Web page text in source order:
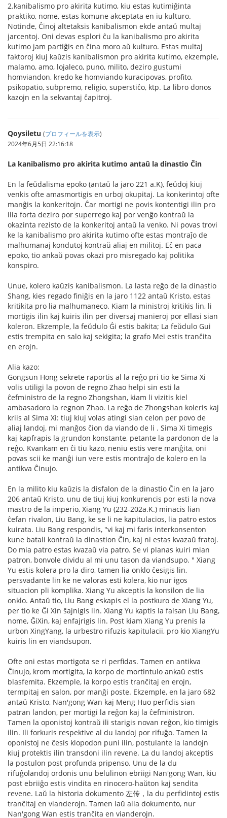
2.kanibalismo pro akirita kutimo, kiu estas kutimiĝinta
praktiko, nome, estas komune akceptata en iu kulturo.
Notinde, Ĉinoj altetaksis kanibalismon ekde antaŭ multaj
jarcentoj. Oni devas esplori ĉu la kanibalismo pro akirita
kutimo jam partiĝis en ĉina moro aŭ kulturo. Estas multaj
faktoroj kiuj kaŭzis kanibalismon pro akirita kutimo, ekzemple,
malamo, amo, lojaleco, puno, milito, deziro gustumi
homviandon, kredo ke homviando kuracipovas, profito,
psikopatio, subpremo, religio, superstiĉo, ktp. La libro donos
kazojn en la sekvantaj ĉapitroj.
Qoysiletu (プロフィールを表示)
2024年6月5日 22:16:18
La kanibalismo pro akirita kutimo antaŭ la dinastio Ĉin
En la feŭdalisma epoko (antaŭ la jaro 221 a.K), feŭdoj kiuj
venkis ofte amasmortigis en urboj okupitaj. La konkerintoj ofte
manĝis la konkeritojn. Ĉar mortigi ne povis kontentigi ilin pro
ilia forta deziro por superrego kaj por venĝo kontraŭ la
okazinta rezisto de la konkeritoj antaŭ la venko. Ni povas trovi
ke la kanibalismo pro akirita kutimo ofte estas montraĵo de
malhumanaj kondutoj kontraŭ aliaj en militoj. Eĉ en paca
epoko, tio ankaŭ povas okazi pro misregado kaj politika
konspiro.
Unue, kolero kaŭzis kanibalismon. La lasta reĝo de la dinastio
Shang, kies regado finiĝis en la jaro 1122 antaŭ Kristo, estas
kritikita pro lia malhumaneco. Kiam la ministroj kritikis lin, li
mortigis ilin kaj kuiris ilin per diversaj manieroj por ellasi sian
koleron. Ekzemple, la feŭdulo Ĝi estis bakita; La feŭdulo Gui
estis trempita en salo kaj sekigita; la grafo Mei estis tranĉita
en erojn.
Alia kazo:
Gongsun Hong sekrete raportis al la reĝo pri tio ke Sima Xi
volis utiligi la povon de regno Zhao helpi sin esti la
ĉefministro de la regno Zhongshan, kiam li vizitis kiel
ambasadoro la regnon Zhao. La reĝo de Zhongshan koleris kaj
kriis al Sima Xi: tiuj kiuj volas atingi sian celon per povo de
aliaj landoj, mi manĝos ĉion da viando de li . Sima Xi timegis
kaj kapfrapis la grundon konstante, petante la pardonon de la
reĝo. Kvankam en ĉi tiu kazo, neniu estis vere manĝita, oni
povas scii ke manĝi iun vere estis montraĵo de kolero en la
antikva Ĉinujo.
En la milito kiu kaŭzis la disfalon de la dinastio Ĉin en la jaro
206 antaŭ Kristo, unu de tiuj kiuj konkurencis por esti la nova
mastro de la imperio, Xiang Yu (232-202a.K.) minacis lian
ĉefan rivalon, Liu Bang, ke se li ne kapitulacios, lia patro estos
kuirata. Liu Bang respondis, "vi kaj mi faris interkonsenton
kune batali kontraŭ la dinastion Ĉin, kaj ni estas kvazaŭ fratoj.
Do mia patro estas kvazaŭ via patro. Se vi planas kuiri mian
patron, bonvole dividu al mi unu tason da viandsupo. " Xiang
Yu estis kolera pro la diro, tamen lia onklo ĉesigis lin,
persvadante lin ke ne valoras esti kolera, kio nur igos
situacion pli komplika. Xiang Yu akceptis la konsilon de lia
onklo. Antaŭ tio, Liu Bang eskapis el la postkuro de Xiang Yu,
per tio ke Ĝi Xin ŝajnigis lin. Xiang Yu kaptis la falsan Liu Bang,
nome, ĜiXin, kaj enfajrigis lin. Post kiam Xiang Yu prenis la
urbon XingYang, la urbestro rifuzis kapitulacii, pro kio XiangYu
kuiris lin en viandsupon.
Ofte oni estas mortigota se ri perfidas. Tamen en antikva
Ĉinujo, krom mortigita, la korpo de mortintulo ankaŭ estis
blasfemita. Ekzemple, la korpo estis tranĉitaj en erojn,
termpitaj en salon, por manĝi poste. Ekzemple, en la jaro 682
antaŭ Kristo, Nan'gong Wan kaj Meng Huo perfidis sian
patran landon, per mortigi la reĝon kaj la ĉefministron.
Tamen la oponistoj kontraŭ ili starigis novan reĝon, kio timigis
ilin. Ili forkuris respektive al du landoj por rifuĝo. Tamen la
oponistoj ne ĉesis klopodon puni ilin, postulante la landojn
kiuj protektis ilin transdoni ilin revene. La du landoj akceptis
la postulon post profunda pripenso. Unu de la du
rifuĝolandoj ordonis unu belulinon ebriigi Nan'gong Wan, kiu
post ebriiĝo estis vindita en rinocero-haŭton kaj sendita
revene. Laŭ la historia dokumento 左传，la du perfidintoj estis
tranĉitaj en vianderojn. Tamen laŭ alia dokumento, nur
Nan'gong Wan estis tranĉita en vianderojn.